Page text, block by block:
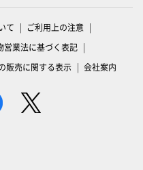
て
ご利用上の注意
営業法に基づく表記
販売に関する表示 会社案内